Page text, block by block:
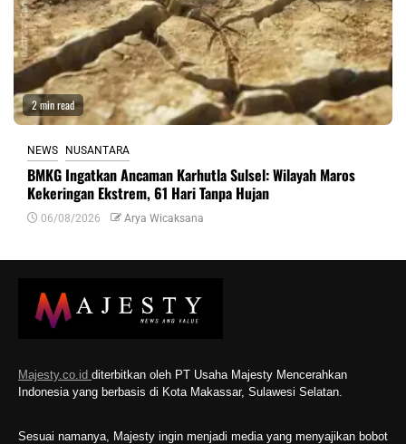
2 min read
NEWS NUSANTARA
BMKG Ingatkan Ancaman Karhutla Sulsel: Wilayah Maros
Kekeringan Ekstrem, 61 Hari Tanpa Hujan
06/08/2026 Arya Wicaksana
Majesty.co.id diterbitkan oleh PT Usaha Majesty Mencerahkan
Indonesia yang berbasis di Kota Makassar, Sulawesi Selatan.
Sesuai namanya, Majesty ingin menjadi media yang menyajikan bobot